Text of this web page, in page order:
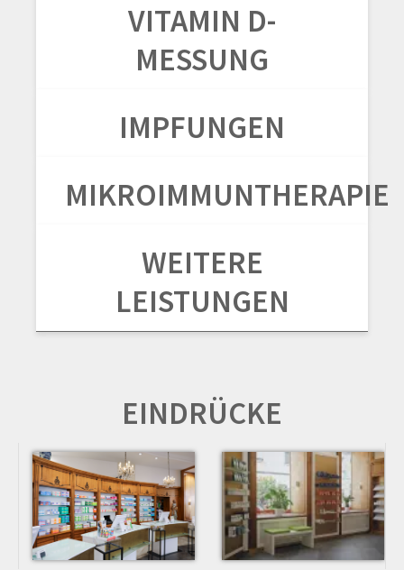
VITAMIN D-
MESSUNG
IMPFUNGEN
MIKROIMMUNTHERAPIE
WEITERE
LEISTUNGEN
EINDRÜCKE